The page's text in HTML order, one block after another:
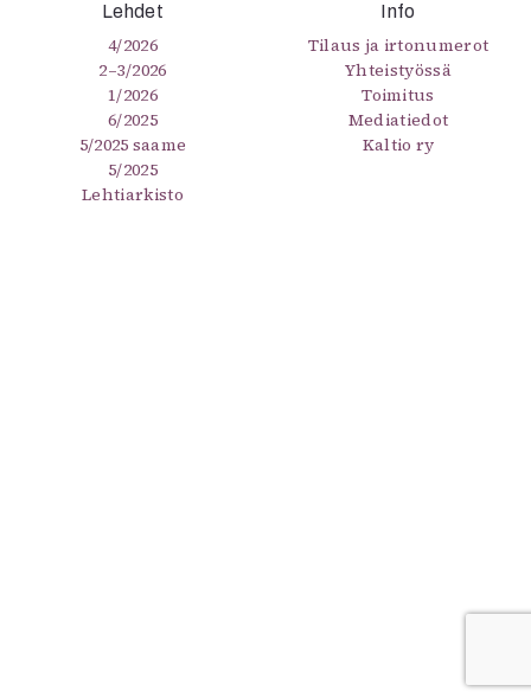
Lehdet
4/2026
2–3/2026
1/2026
6/2025
5/2025 saame
5/2025
Lehtiarkisto
Info
Tilaus ja irtonumerot
Yhteistyössä
Toimitus
Mediatiedot
Kaltio ry